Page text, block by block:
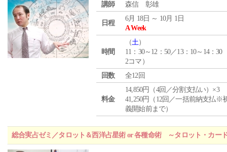
講師 森信 彰雄
日程
6月 18日 ～ 10月 1日
A Week
時間
（土）
11：30～12：50／13：10～14：30
2コマ）
回数
全12回
料金
14,850円（4回／分割支払い）×3
41,250円（12回／一括前納支払※
義開始前まで）
総合実占ゼミ／タロット＆西洋占星術 or 各種命術 ～タロット・カー